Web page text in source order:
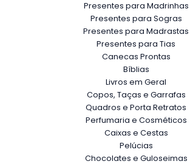
Presentes para Madrinhas
Presentes para Sogras
Presentes para Madrastas
Presentes para Tias
Canecas Prontas
Bíblias
Livros em Geral
Copos, Taças e Garrafas
Quadros e Porta Retratos
Perfumaria e Cosméticos
Caixas e Cestas
Pelúcias
Chocolates e Guloseimas